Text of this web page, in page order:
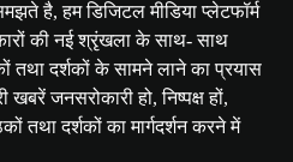
है, हम डिजिटल मीडिया प्लेटफॉर्म
की नई श्रृंखला के साथ- साथ
तथा दर्शकों के सामने लाने का प्रयास
जनसरोकारी हो, निष्पक्ष हों,
तथा दर्शकों का मार्गदर्शन करने में